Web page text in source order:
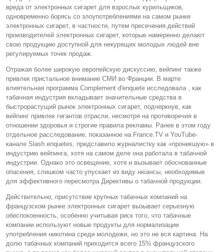
вреда от электронных сигарет для взрослых курильщиков,
одновременно борясь со злоупотреблениями на самом рынке
электронных сигарет, в частности, путем пресечения действий
производителей электронных сигарет, которые намеренно делают
свою продукцию доступной для некурящих молодых людей вне
регулируемых точек продаж.
Отражая более широкую европейскую дискуссию, вейпинг также
привлек пристальное внимание СМИ во Франции. В марте
влиятельная программа Complement d'enquete исследовала , как
табачная индустрия вкладывает значительные средства в
быстрорастущий рынок электронных сигарет, подчеркнув, как
вейпинг привлек гигантов отрасли, несмотря на противоречия в
отношении здоровья и строгие правила рекламы. Ранее в этом году
отдельное расследование, показанное на France.TV и YouTube-
канале Slash enquetes, представило журналистку как «проникшую» в
индустрию вейпинга, хотя на самом деле она работала в табачной
индустрии. Однако это освещение, хотя и вызывает обоснованные
опасения, слишком часто упускает из виду нюансы, необходимые
для эффективного пересмотра Директивы о табачной продукции.
Действительно, присутствие крупных табачных компаний на
французском рынке электронных сигарет вызывает серьезную
обеспокоенность, особенно учитывая риск того, что табачные
компании используют новые продукты для нормализации
употребления никотина среди молодежи, но это не вся картина. На
долю табачных компаний приходится всего 15% французского